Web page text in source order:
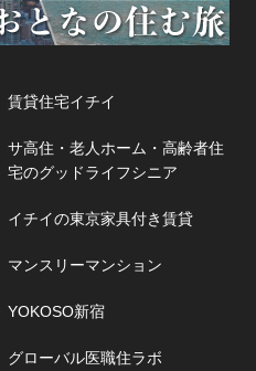
賃貸住宅イチイ
サ高住・老人ホーム・高齢者住
宅のグッドライフシニア
イチイの東京家具付き賃貸
マンスリーマンション
YOKOSO新宿
グローバル医職住ラボ